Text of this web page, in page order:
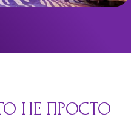
НЕ ПРОСТО